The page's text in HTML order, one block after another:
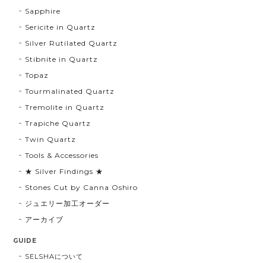
Sapphire
Sericite in Quartz
Silver Rutilated Quartz
Stibnite in Quartz
Topaz
Tourmalinated Quartz
Tremolite in Quartz
Trapiche Quartz
Twin Quartz
Tools & Accessories
★ Silver Findings ★
Stones Cut by Canna Oshiro
ジュエリー加工オーダー
アーカイブ
GUIDE
SELSHAについて